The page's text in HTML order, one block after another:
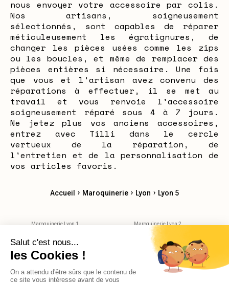
nous envoyer votre accessoire par colis.
Nos artisans, soigneusement
sélectionnés, sont capables de réparer
méticuleusement les égratignures, de
changer les pièces usées comme les zips
ou les boucles, et même de remplacer des
pièces entières si nécessaire. Une fois
que vous et l'artisan avez convenu des
réparations à effectuer, il se met au
travail et vous renvoie l'accessoire
soigneusement réparé sous 4 à 7 jours.
Ne jetez plus vos anciens accessoires,
entrez avec Tilli dans le cercle
vertueux de la réparation, de
l'entretien et de la personnalisation de
vos articles favoris.
Accueil › Maroquinerie › Lyon › Lyon 5
Maroquinerie Lyon 1
Maroquinerie Lyon 2
Maroquinerie Lyon 4
Maroquinerie Lyon 6
Maroquinerie Lyon 7
Maroquinerie Lyon 8
Maroquinerie Lyon 9
Maroquinerie Bron
Maroquinerie Saint-Priest